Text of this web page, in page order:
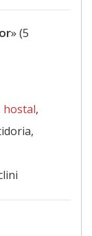
» (5
hostal,